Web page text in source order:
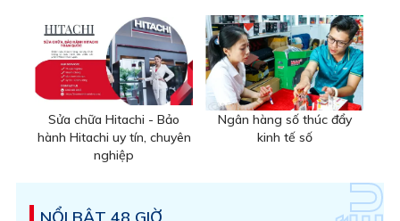
Sửa chữa Hitachi - Bảo
hành Hitachi uy tín, chuyên
nghiệp
Ngân hàng số thúc đẩy
kinh tế số
NỔI BẬT 48 GIỜ